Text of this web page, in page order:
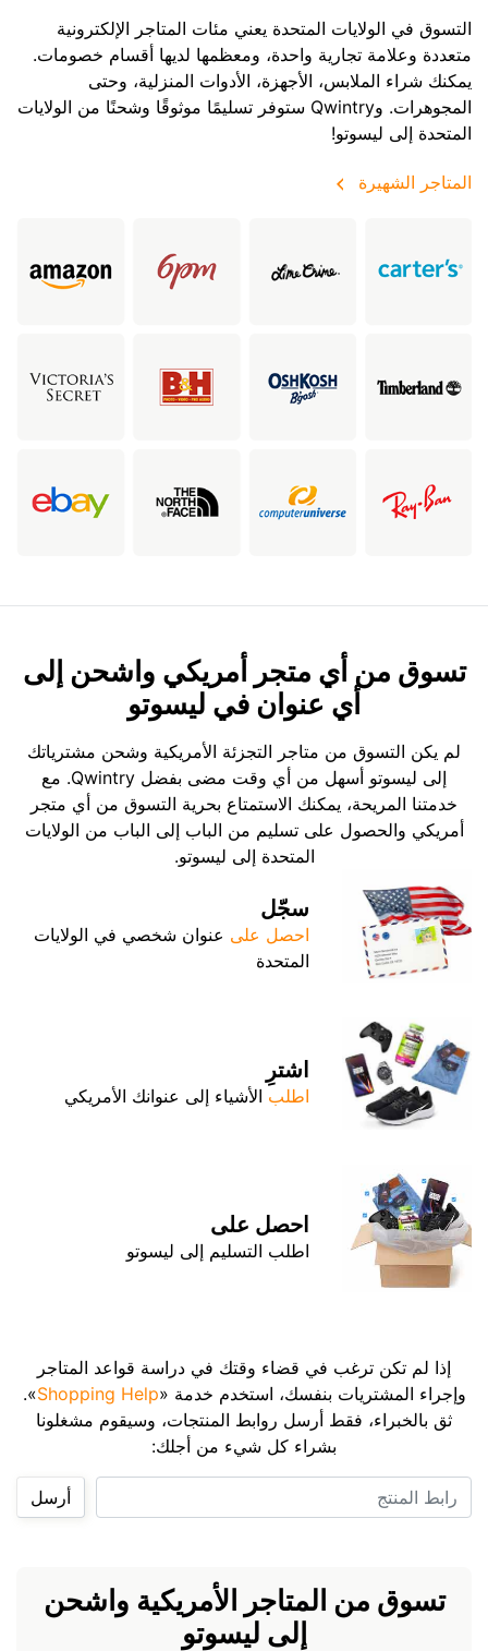
التسوق في الولايات المتحدة يعني مئات المتاجر الإلكترونية
متعددة وعلامة تجارية واحدة، ومعظمها لديها أقسام خصومات.
يمكنك شراء الملابس، الأجهزة، الأدوات المنزلية، وحتى
المجوهرات. وQwintry ستوفر تسليمًا موثوقًا وشحنًا من الولايات
المتحدة إلى ليسوتو!
المتاجر الشهيرة
تسوق من أي متجر أمريكي واشحن إلى
أي عنوان في ليسوتو
لم يكن التسوق من متاجر التجزئة الأمريكية وشحن مشترياتك
إلى ليسوتو أسهل من أي وقت مضى بفضل Qwintry. مع
خدمتنا المريحة، يمكنك الاستمتاع بحرية التسوق من أي متجر
أمريكي والحصول على تسليم من الباب إلى الباب من الولايات
المتحدة إلى ليسوتو.
سجّل
احصل على عنوان شخصي في الولايات
المتحدة
اشترِ
اطلب الأشياء إلى عنوانك الأمريكي
احصل على
اطلب التسليم إلى ليسوتو
إذا لم تكن ترغب في قضاء وقتك في دراسة قواعد المتاجر
وإجراء المشتريات بنفسك، استخدم خدمة «Shopping Help
».
ثق بالخبراء، فقط أرسل روابط المنتجات، وسيقوم مشغلونا
بشراء كل شيء من أجلك:
أرسل
تسوق من المتاجر الأمريكية واشحن
إلى ليسوتو